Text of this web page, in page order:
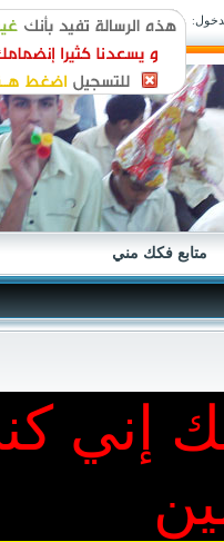
متابع فكك مني
إني